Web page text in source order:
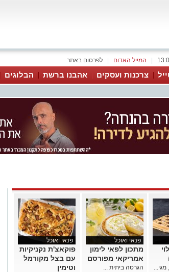
לפרסום באתר המייל האדום
צרכנות ועסקים אהבנו ברשת הבלוגים
פנאי ואוכל
מתכון לפאי לימון
אמריקאי מפורסם
הגרסה ביתית ...
פנאי ואוכל
פוקאצ'ת נקניקיות
עם בצל מקורמל
וטימין